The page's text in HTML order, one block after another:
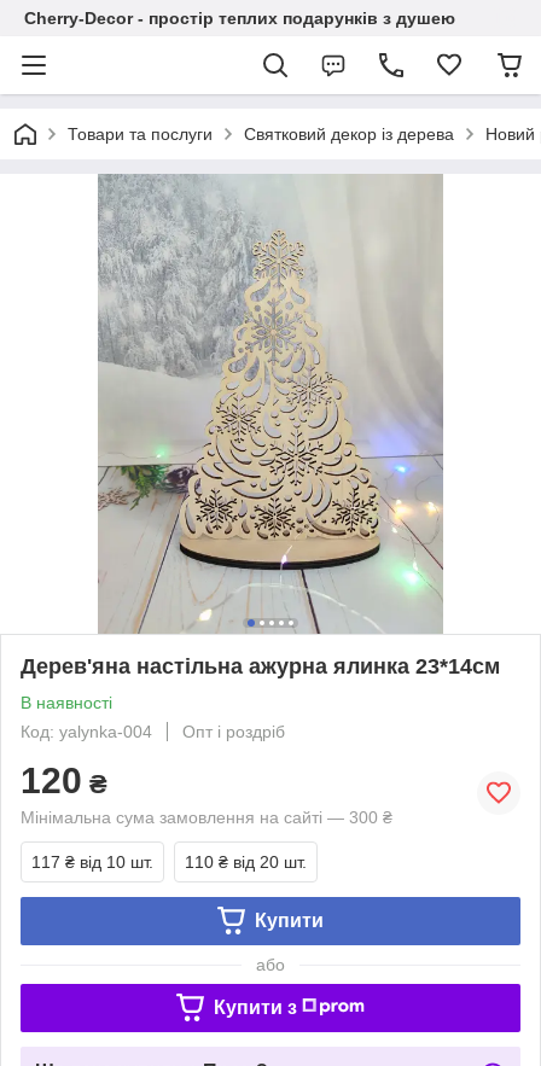
Cherry-Decor - простір теплих подарунків з душею
Товари та послуги Святковий декор із дерева Новий
Дерев'яна настільна ажурна ялинка 23*14см
В наявності
Код: yalynka-004
Опт і роздріб
120 ₴
Мінімальна сума замовлення на сайті — 300 ₴
117 ₴ від 10 шт. 110 ₴ від 20 шт.
Купити
або
Купити з